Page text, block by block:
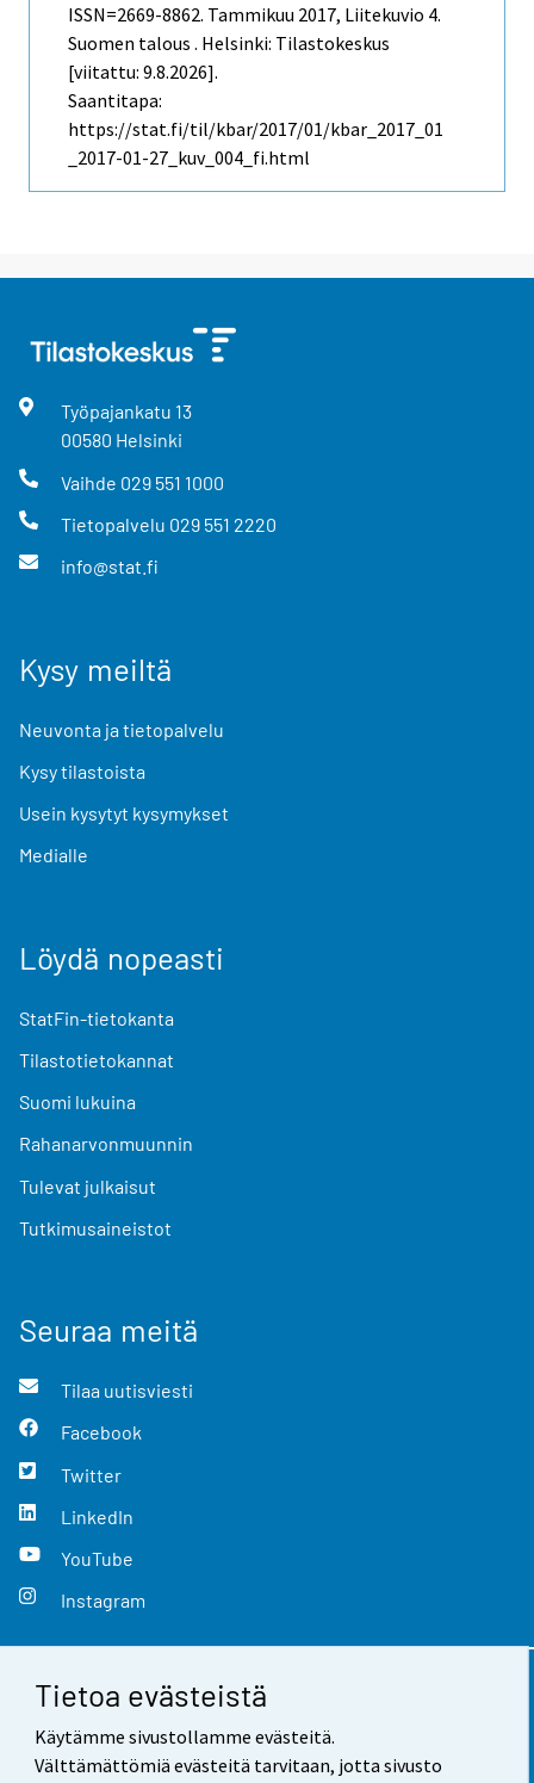
Tietoa evästeistä
Käytämme sivustollamme evästeitä.
Välttämättömiä evästeitä tarvitaan, jotta sivusto
ISSN=2669-8862. Tammikuu 2017, Liitekuvio 4.
Suomen talous . Helsinki: Tilastokeskus
[viitattu: 9.8.2026].
Saantitapa:
https://stat.fi/til/kbar/2017/01/kbar_2017_01
_2017-01-27_kuv_004_fi.html
Työpajankatu 13
00580 Helsinki
Vaihde 029 551 1000
Tietopalvelu 029 551 2220
info@stat.fi
Kysy meiltä
Neuvonta ja tietopalvelu
Kysy tilastoista
Usein kysytyt kysymykset
Medialle
Löydä nopeasti
StatFin-tietokanta
Tilastotietokannat
Suomi lukuina
Rahanarvonmuunnin
Tulevat julkaisut
Tutkimusaineistot
Seuraa meitä
Tilaa uutisviesti
Facebook
Twitter
LinkedIn
YouTube
Instagram
Yhteystiedot
Palaute